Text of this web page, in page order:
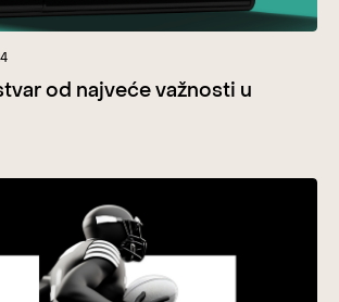
od najveće važnosti u